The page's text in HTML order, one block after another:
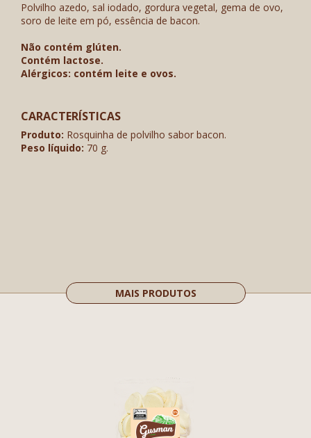
Polvilho azedo, sal iodado, gordura vegetal, gema de ovo,
soro de leite em pó, essência de bacon.
Não contém glúten.
Contém lactose.
Alérgicos: contém leite e ovos.
CARACTERÍSTICAS
Produto: Rosquinha de polvilho sabor bacon.
Peso líquido: 70 g.
MAIS PRODUTOS